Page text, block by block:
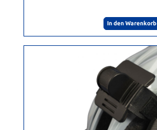
In den Warenkorb